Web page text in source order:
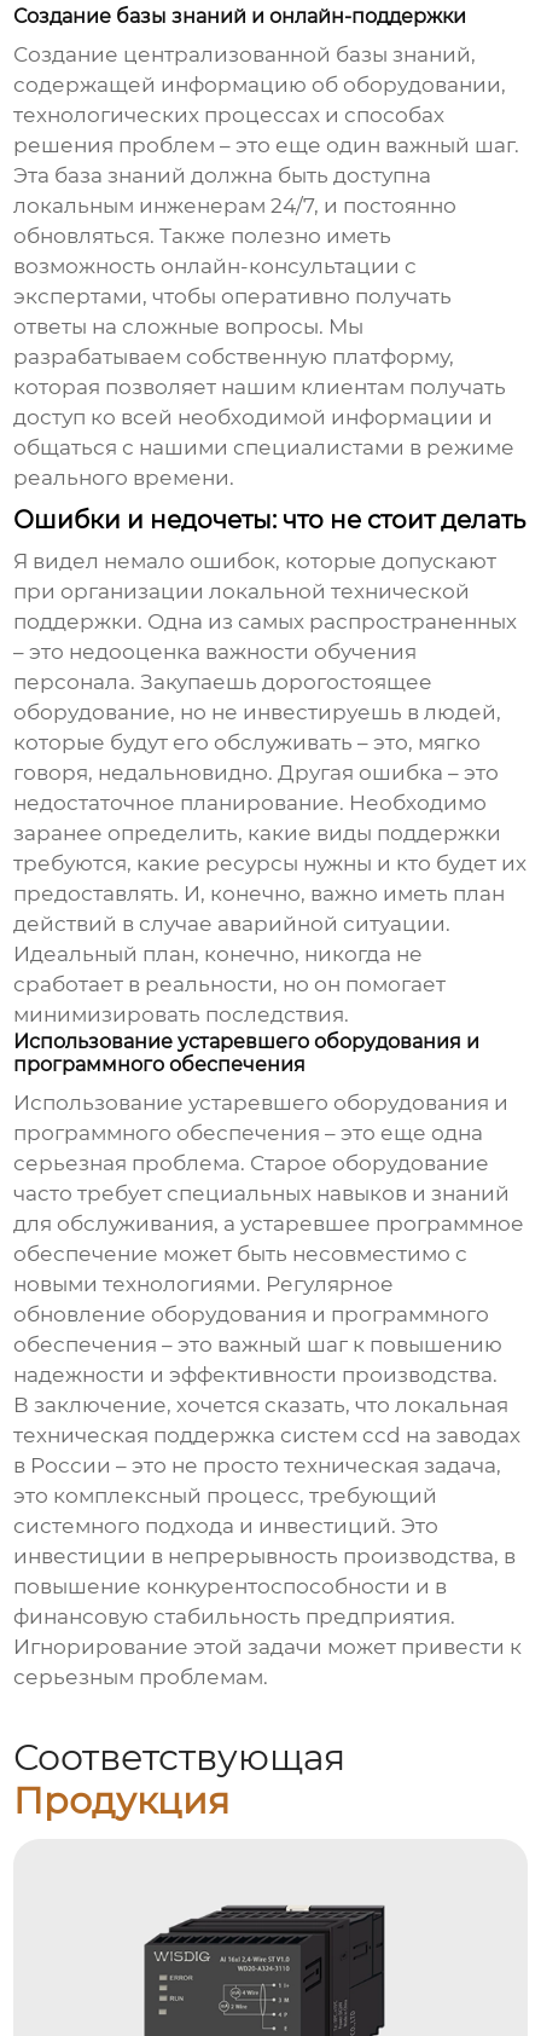
Создание базы знаний и онлайн-поддержки
Создание централизованной базы знаний,
содержащей информацию об оборудовании,
технологических процессах и способах
решения проблем – это еще один важный шаг.
Эта база знаний должна быть доступна
локальным инженерам 24/7, и постоянно
обновляться. Также полезно иметь
возможность онлайн-консультации с
экспертами, чтобы оперативно получать
ответы на сложные вопросы. Мы
разрабатываем собственную платформу,
которая позволяет нашим клиентам получать
доступ ко всей необходимой информации и
общаться с нашими специалистами в режиме
реального времени.
Ошибки и недочеты: что не стоит делать
Я видел немало ошибок, которые допускают
при организации локальной технической
поддержки. Одна из самых распространенных
– это недооценка важности обучения
персонала. Закупаешь дорогостоящее
оборудование, но не инвестируешь в людей,
которые будут его обслуживать – это, мягко
говоря, недальновидно. Другая ошибка – это
недостаточное планирование. Необходимо
заранее определить, какие виды поддержки
требуются, какие ресурсы нужны и кто будет их
предоставлять. И, конечно, важно иметь план
действий в случае аварийной ситуации.
Идеальный план, конечно, никогда не
сработает в реальности, но он помогает
минимизировать последствия.
Использование устаревшего оборудования и
программного обеспечения
Использование устаревшего оборудования и
программного обеспечения – это еще одна
серьезная проблема. Старое оборудование
часто требует специальных навыков и знаний
для обслуживания, а устаревшее программное
обеспечение может быть несовместимо с
новыми технологиями. Регулярное
обновление оборудования и программного
обеспечения – это важный шаг к повышению
надежности и эффективности производства.
В заключение, хочется сказать, что локальная
техническая поддержка систем ccd на заводах
в России – это не просто техническая задача,
это комплексный процесс, требующий
системного подхода и инвестиций. Это
инвестиции в непрерывность производства, в
повышение конкурентоспособности и в
финансовую стабильность предприятия.
Игнорирование этой задачи может привести к
серьезным проблемам.
Соответствующая
Продукция